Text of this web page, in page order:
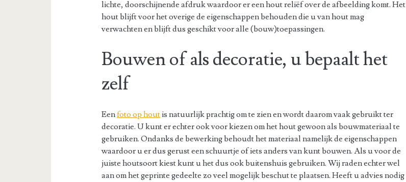
lichte, doorschijnende afdruk waardoor er een hout reliëf over de afbeelding komt. Het
hout blijft voor het overige de eigenschappen behouden die u van hout mag
verwachten en blijft dus geschikt voor alle (bouw)toepassingen.
Bouwen of als decoratie, u bepaalt het
zelf
Eenfoto op houtis natuurlijk prachtig om te zien en wordt daarom vaak gebruikt ter
decoratie. U kunt er echter ook voor kiezen om het hout gewoon als bouwmateriaal te
gebruiken. Ondanks de bewerking behoudt het materiaal namelijk de eigenschappen
waardoor u er dus gerust een schuurtje of iets anders van kunt bouwen. Als u voor de
juiste houtsoort kiest kunt u het dus ook buitenshuis gebruiken. Wij raden echter wel
aan om het geprinte gedeelte zo veel mogelijk beschut te plaatsen. Heeft u advies nodig